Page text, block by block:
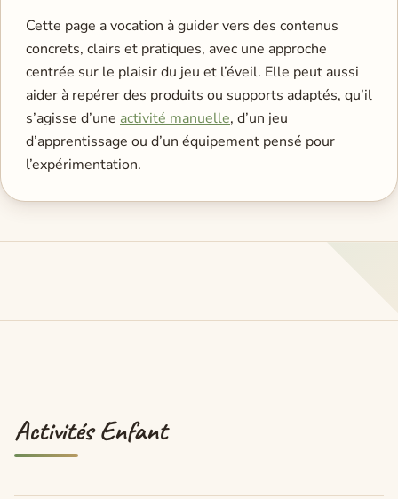
Cette page a vocation à guider vers des contenus
concrets, clairs et pratiques, avec une approche
centrée sur le plaisir du jeu et l’éveil. Elle peut aussi
aider à repérer des produits ou supports adaptés, qu’il
s’agisse d’une activité manuelle, d’un jeu
d’apprentissage ou d’un équipement pensé pour
l’expérimentation.
Activités Enfant